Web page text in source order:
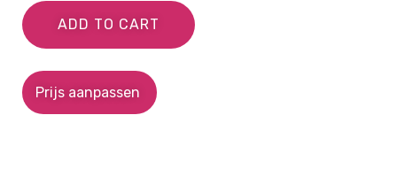
ADD TO CART
Prijs aanpassen